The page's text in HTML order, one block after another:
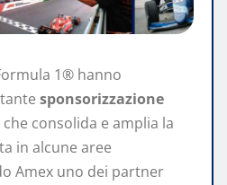
1® hanno
sponsorizzazione
che consolida e amplia la
in alcune aree
Amex uno dei partner